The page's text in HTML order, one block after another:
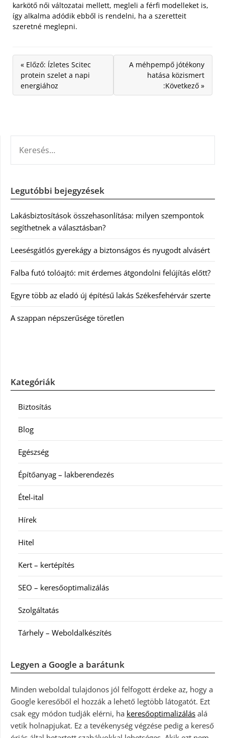
karkötő női változatai mellett, megleli a férfi modelleket is,
így alkalma adódik ebből is rendelni, ha a szeretteit
szeretné meglepni.
« Előző: Ízletes Scitec
protein szelet a napi
energiához
A méhpempő jótékony
hatása közismert
:Következő »
Legutóbbi bejegyzések
Lakásbiztosítások összehasonlítása: milyen szempontok
segíthetnek a választásban?
Leesésgátlós gyerekágy a biztonságos és nyugodt alvásért
Falba futó tolóajtó: mit érdemes átgondolni felújítás előtt?
Egyre több az eladó új építésű lakás Székesfehérvár szerte
A szappan népszerűsége töretlen
Kategóriák
Biztosítás
Blog
Egészség
Építőanyag – lakberendezés
Étel-ital
Hírek
Hitel
Kert – kertépítés
SEO – keresőoptimalizálás
Szolgáltatás
Tárhely – Weboldalkészítés
Legyen a Google a barátunk
Minden weboldal tulajdonos jól felfogott érdeke az, hogy a
Google keresőből el hozzák a lehető legtöbb látogatót. Ezt
csak egy módon tudják elérni, ha keresőoptimalizálás alá
vetik holnapjukat. Ez a tevékenység végzése pedig a kereső